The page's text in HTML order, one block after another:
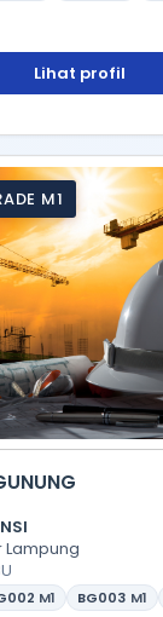
Lihat profil
M1
Lampung
M1 BG003 M1